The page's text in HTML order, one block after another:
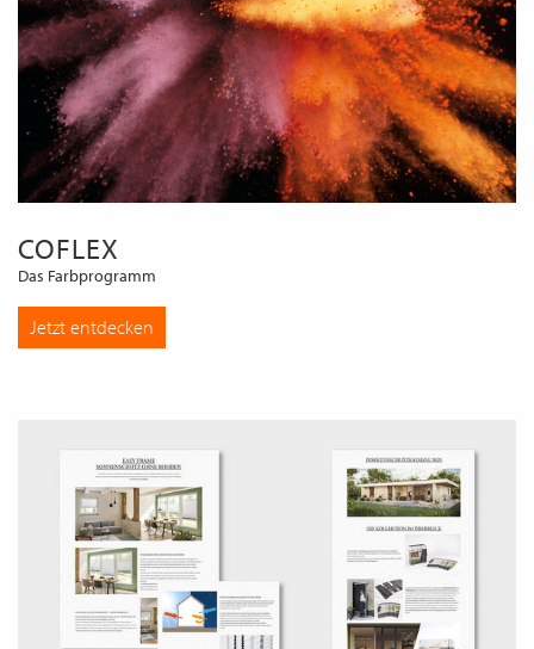
COFLEX
Das Farbprogramm
Jetzt entdecken